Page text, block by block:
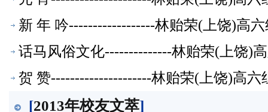
新 年 吟------------------林贻荣(上饶)高
话马风俗文化--------------林贻荣(上饶)
贺 赞---------------------林贻荣(上饶)高六
[2013年校友文萃]